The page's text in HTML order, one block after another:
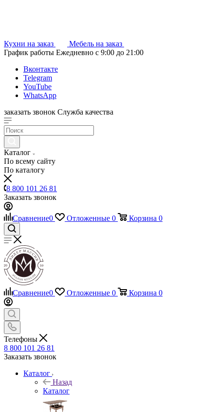
Кухни на заказ
Мебель на заказ
График работы Ежедневно с 9:00 до 21:00
Вконтакте
Telegram
YouTube
WhatsApp
заказать звонок Служба качества
Каталог
По всему сайту
По каталогу
8 800 101 26 81
Заказать звонок
Сравнение0 Отложенные 0 Корзина 0
Сравнение0 Отложенные 0 Корзина 0
Телефоны
8 800 101 26 81
Заказать звонок
Каталог
Назад
Каталог